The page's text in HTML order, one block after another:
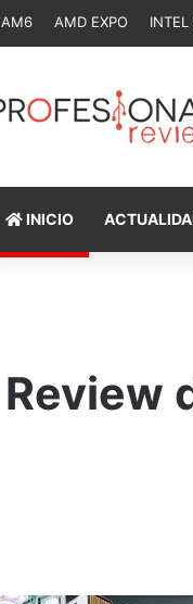
AM6 AMD EXPO
INICIO
Review